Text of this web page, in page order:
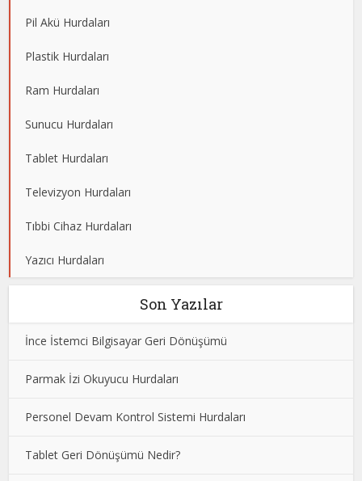
Pil Akü Hurdaları
Plastik Hurdaları
Ram Hurdaları
Sunucu Hurdaları
Tablet Hurdaları
Televizyon Hurdaları
Tıbbi Cihaz Hurdaları
Yazıcı Hurdaları
Son Yazılar
İnce İstemci Bilgisayar Geri Dönüşümü
Parmak İzi Okuyucu Hurdaları
Personel Devam Kontrol Sistemi Hurdaları
Tablet Geri Dönüşümü Nedir?